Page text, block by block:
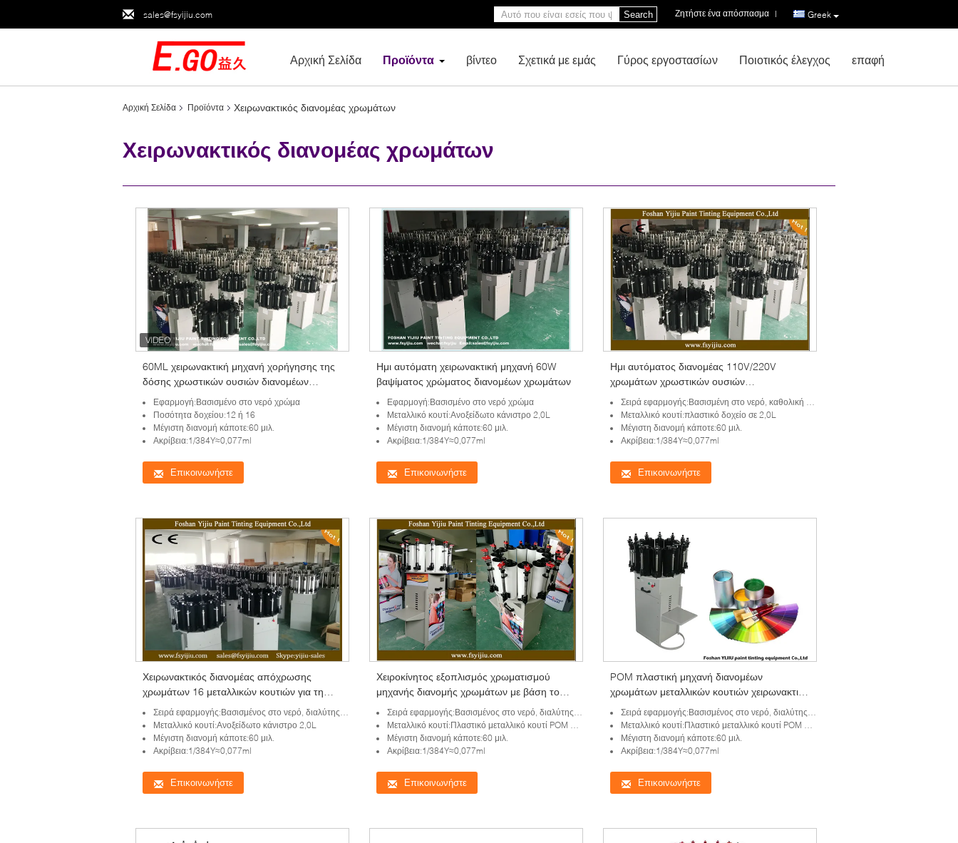
sales@fsyijiu.com Greek
Ζητήστε ένα απόσπασμα |
Search
Αρχική Σελίδα Προϊόντα βίντεο Σχετικά με εμάς Γύρος εργοστασίων Ποιοτικός έλεγχος επαφή
Αρχική Σελίδα Προϊόντα Χειρωνακτικός διανομέας χρωμάτων
Χειρωνακτικός διανομέας χρωμάτων
60ML χειρωνακτική μηχανή χορήγησης της
δόσης χρωστικών ουσιών διανομέων
χρωμάτων με τον ταραχοποιό
Εφαρμογή:Βασισμένο στο νερό χρώμα
Ποσότητα δοχείου:12 ή 16
Μέγιστη διανομή κάποτε:60 μιλ.
Ακρίβεια:1/384Y≈0,077ml
Επικοινωνήστε
Ημι αυτόματη χειρωνακτική μηχανή 60W
βαψίματος χρώματος διανομέων χρωμάτων
Εφαρμογή:Βασισμένο στο νερό χρώμα
Μεταλλικό κουτί:Ανοξείδωτο κάνιστρο 2,0L
Μέγιστη διανομή κάποτε:60 μιλ.
Ακρίβεια:1/384Y≈0,077ml
Επικοινωνήστε
Ημι αυτόματος διανομέας 110V/220V
χρωμάτων χρωστικών ουσιών
χειρωνακτικός με τη διπλή αντλία
Σειρά εφαρμογής:Βασισμένη στο νερό, καθολική χρωστική ουσία
Μεταλλικό κουτί:πλαστικό δοχείο σε 2,0L
Μέγιστη διανομή κάποτε:60 μιλ.
Ακρίβεια:1/384Y≈0,077ml
Επικοινωνήστε
Χειρωνακτικός διανομέας απόχρωσης
χρωμάτων 16 μεταλλικών κουτιών για τη
βασισμένη στο νερό χρωστική ουσία
Σειρά εφαρμογής:Βασισμένος στο νερό, διαλύτης που βασίζονται, καθολική χρωστική ουσία
Μεταλλικό κουτί:Ανοξείδωτο κάνιστρο 2,0L
Μέγιστη διανομή κάποτε:60 μιλ.
Ακρίβεια:1/384Y≈0,077ml
Επικοινωνήστε
Χειροκίνητος εξοπλισμός χρωματισμού
μηχανής διανομής χρωμάτων με βάση το
νερόΣειρά εφαρμογής:Βασισμένος στο νερό, διαλύτης που βασίζονται, καθολική χρωστική ουσία
Μεταλλικό κουτί:Πλαστικό μεταλλικό κουτί POM σε 2.0L
Μέγιστη διανομή κάποτε:60 μιλ.
Ακρίβεια:1/384Y≈0,077ml
Επικοινωνήστε
POM πλαστική μηχανή διανομέων
χρωμάτων μεταλλικών κουτιών χειρωνακτική
για την καθολική χρωστική ουσία
Σειρά εφαρμογής:Βασισμένος στο νερό, διαλύτης που βασίζονται, καθολική χρωστική ουσία
Μεταλλικό κουτί:Πλαστικό μεταλλικό κουτί POM σε 2.0L
Μέγιστη διανομή κάποτε:60 μιλ.
Ακρίβεια:1/384Y≈0,077ml
Επικοινωνήστε